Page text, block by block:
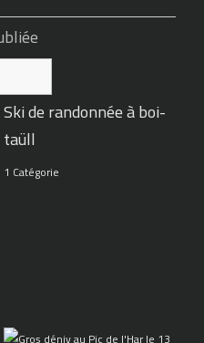
Ski de randonnée à boi-
taüll
1 Catégorie